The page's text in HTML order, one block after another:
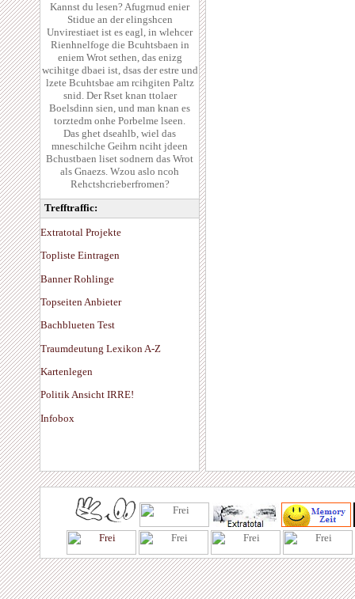
Kannst du lesen? Afugrnud enier
Stidue an der elingshcen
Unvirestiaet ist es eagl, in wlehcer
Rienhnelfoge die Bcuhtsbaen in
eniem Wrot sethen, das enizg
wcihitge dbaei ist, dsas der estre und
lzete Bcuhtsbae am rcihgiten Paltz
snid. Der Rset knan ttolaer
Boelsdinn sien, und man knan es
torztedm onhe Porbelme lseen.
Das ghet dseahlb, wiel das
mneschilche Geihrn nciht jdeen
Bchustbaen liset sodnern das Wrot
als Gnaezs. Wzou aslo ncoh
Rehctshcrieberfromen?
Trefftraffic:
Extratotal Projekte
Topliste Eintragen
Banner Rohlinge
Topseiten Anbieter
Bachblueten Test
Traumdeutung Lexikon A-Z
Kartenlegen
Politik Ansicht IRRE!
Infobox